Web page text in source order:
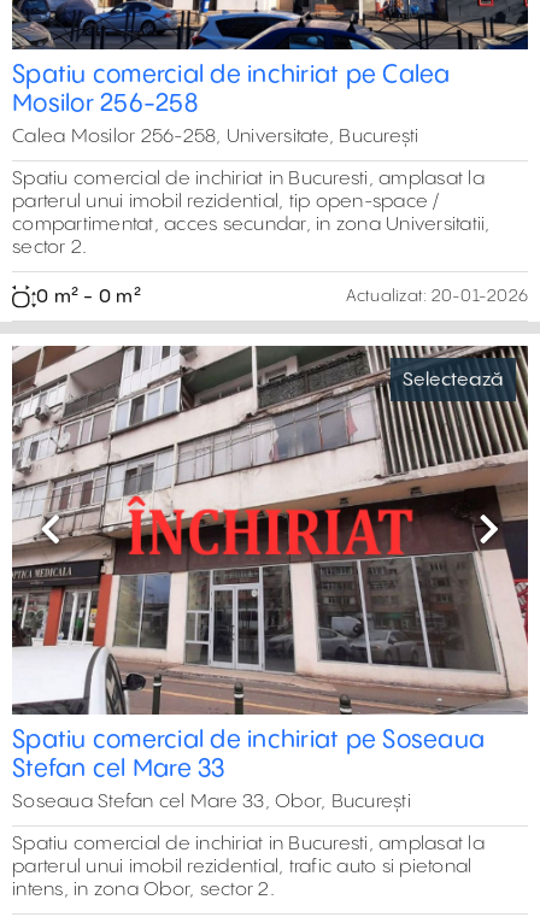
Spatiu comercial de inchiriat pe Calea
Mosilor 256-258
Calea Mosilor 256-258, Universitate, București
Spatiu comercial de inchiriat in Bucuresti, amplasat la
parterul unui imobil rezidential, tip open-space /
compartimentat, acces secundar, in zona Universitatii,
sector 2.
0 m² - 0 m² Actualizat: 20-01-2026
Selectează
Previous Next
Spatiu comercial de inchiriat pe Soseaua
Stefan cel Mare 33
Soseaua Stefan cel Mare 33, Obor, București
Spatiu comercial de inchiriat in Bucuresti, amplasat la
parterul unui imobil rezidential, trafic auto si pietonal
intens, in zona Obor, sector 2.